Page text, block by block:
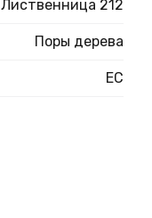
Лиственница 212
Поры дерева
ЕС